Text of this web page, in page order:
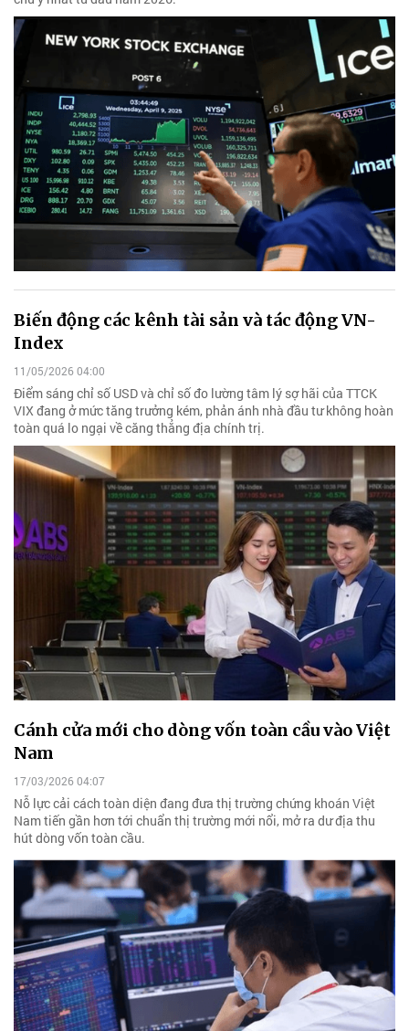
Biến động các kênh tài sản và tác động VN-
Index
11/05/2026 04:00
Điểm sáng chỉ số USD và chỉ số đo lường tâm lý sợ hãi của TTCK
VIX đang ở mức tăng trưởng kém, phản ánh nhà đầu tư không hoàn
toàn quá lo ngại về căng thẳng địa chính trị.
Cánh cửa mới cho dòng vốn toàn cầu vào Việt
Nam
17/03/2026 04:07
Nỗ lực cải cách toàn diện đang đưa thị trường chứng khoán Việt
Nam tiến gần hơn tới chuẩn thị trường mới nổi, mở ra dư địa thu
hút dòng vốn toàn cầu.